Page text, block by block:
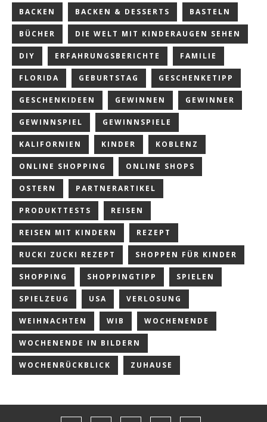
BACKEN BACKEN & DESSERTS BASTELN
BÜCHER DIE WELT MIT KINDERAUGEN SEHEN
DIY ERFAHRUNGSBERICHTE FAMILIE
FLORIDA GEBURTSTAG GESCHENKETIPP
GESCHENKIDEEN GEWINNEN GEWINNER
GEWINNSPIEL GEWINNSPIELE
KALIFORNIEN KINDER KOBLENZ
ONLINE SHOPPING ONLINE SHOPS
OSTERN PARTNERARTIKEL
PRODUKTTESTS REISEN
REISEN MIT KINDERN REZEPT
RUCKI ZUCKI REZEPT SHOPPEN FÜR KINDER
SHOPPING SHOPPINGTIPP SPIELEN
SPIELZEUG USA VERLOSUNG
WEIHNACHTEN WIB WOCHENENDE
WOCHENENDE IN BILDERN
WOCHENRÜCKBLICK ZUHAUSE